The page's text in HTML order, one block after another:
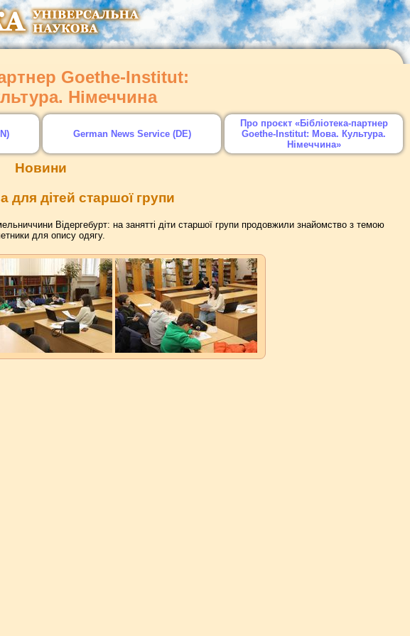
Goethe-Institut:
Німеччина
German News Service (DE)
Про проєкт «Бібліотека-партнер
Goethe-Institut: Мова. Культура.
Німеччина»
Новини
для дітей старшої групи
Відергебурт: на занятті діти старшої групи продовжили знайомство з темою
для опису одягу.